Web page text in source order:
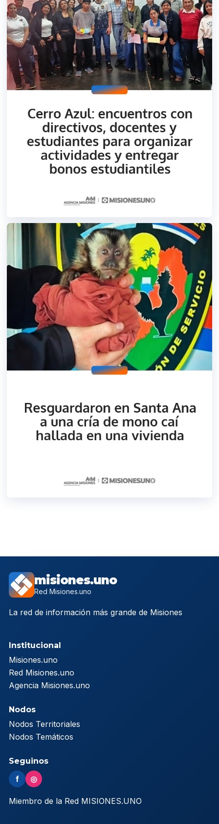
misiones.uno
Red Misiones.uno
La red de información más grande de Misiones
Institucional
Misiones.uno
Red Misiones.uno
Agencia Misiones.uno
Nodos
Nodos Territoriales
Nodos Temáticos
Seguinos
f ◎
Miembro de la Red MISIONES.UNO